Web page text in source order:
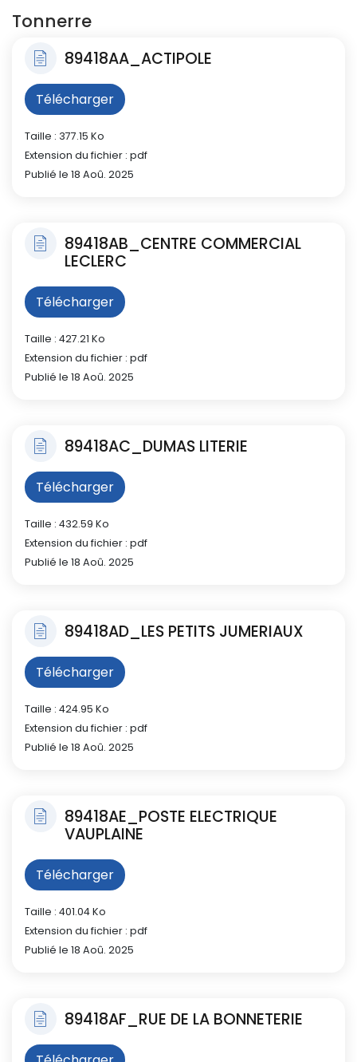
Tonnerre
89418AA_ACTIPOLE
Télécharger
Taille : 377.15 Ko
Extension du fichier : pdf
Publié le 18 Aoû. 2025
89418AB_CENTRE COMMERCIAL
LECLERC
Télécharger
Taille : 427.21 Ko
Extension du fichier : pdf
Publié le 18 Aoû. 2025
89418AC_DUMAS LITERIE
Télécharger
Taille : 432.59 Ko
Extension du fichier : pdf
Publié le 18 Aoû. 2025
89418AD_LES PETITS JUMERIAUX
Télécharger
Taille : 424.95 Ko
Extension du fichier : pdf
Publié le 18 Aoû. 2025
89418AE_POSTE ELECTRIQUE
VAUPLAINE
Télécharger
Taille : 401.04 Ko
Extension du fichier : pdf
Publié le 18 Aoû. 2025
89418AF_RUE DE LA BONNETERIE